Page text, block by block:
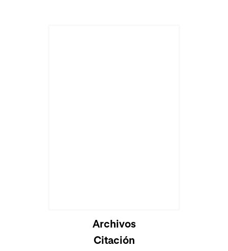
Archivos
Citación